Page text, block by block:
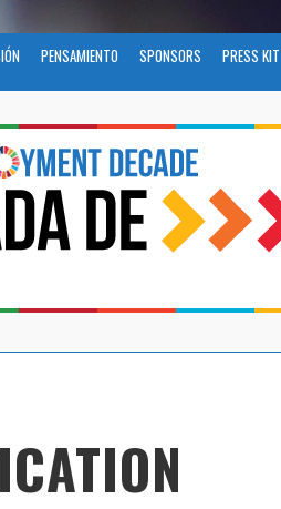
PENSAMIENTO SPONSORS PRESS KIT